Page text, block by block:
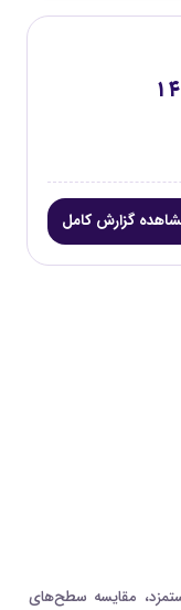
گزارش کامل
مقایسه سطح‌های